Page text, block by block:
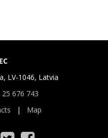
LV-1046, Latvia
25 676 743
| Map